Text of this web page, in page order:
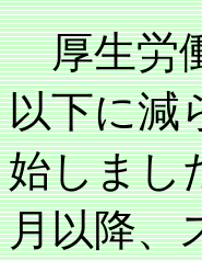
厚生労
以下に減
始しまし
月以降、